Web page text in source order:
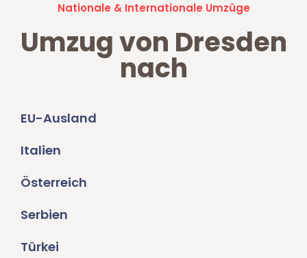
Nationale & Internationale Umzüge
Umzug von Dresden
nach
EU-Ausland
Italien
Österreich
Serbien
Türkei